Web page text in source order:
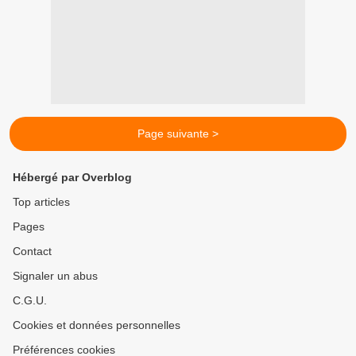
Page suivante >
Hébergé par Overblog
Top articles
Pages
Contact
Signaler un abus
C.G.U.
Cookies et données personnelles
Préférences cookies